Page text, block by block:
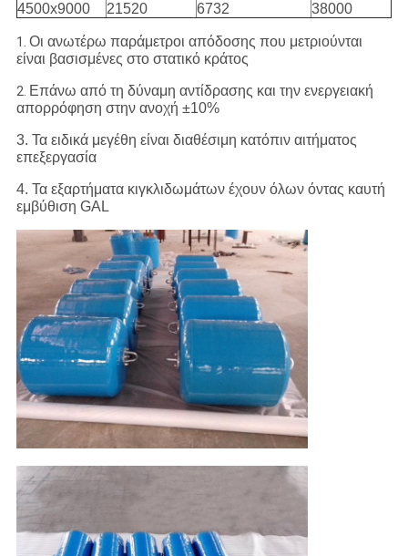
4500x9000
21520 6732 38000
1. Οι ανωτέρω παράμετροι απόδοσης που μετριούνται
είναι βασισμένες στο στατικό κράτος
2. Επάνω από τη δύναμη αντίδρασης και την ενεργειακή
απορρόφηση στην ανοχή ±10%
3. Τα ειδικά μεγέθη είναι διαθέσιμη κατόπιν αιτήματος
επεξεργασία
4. Τα εξαρτήματα κιγκλιδωμάτων έχουν όλων όντας καυτή
εμβύθιση GAL